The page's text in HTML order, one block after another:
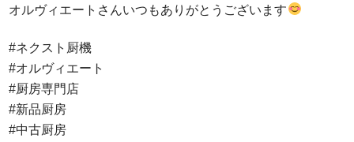
オルヴィエートさんいつもありがとうございます
#ネクスト厨機
#オルヴィエート
#厨房専門店
#新品厨房
#中古厨房